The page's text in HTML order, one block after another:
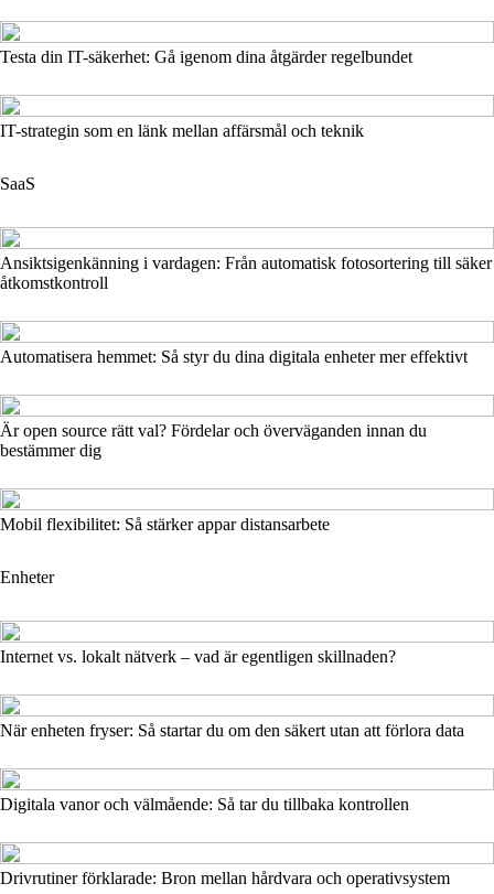
Testa din IT-säkerhet: Gå igenom dina åtgärder regelbundet
IT-strategin som en länk mellan affärsmål och teknik
SaaS
Ansiktsigenkänning i vardagen: Från automatisk fotosortering till säker
åtkomstkontroll
Automatisera hemmet: Så styr du dina digitala enheter mer effektivt
Är open source rätt val? Fördelar och överväganden innan du
bestämmer dig
Mobil flexibilitet: Så stärker appar distansarbete
Enheter
Internet vs. lokalt nätverk – vad är egentligen skillnaden?
När enheten fryser: Så startar du om den säkert utan att förlora data
Digitala vanor och välmående: Så tar du tillbaka kontrollen
Drivrutiner förklarade: Bron mellan hårdvara och operativsystem